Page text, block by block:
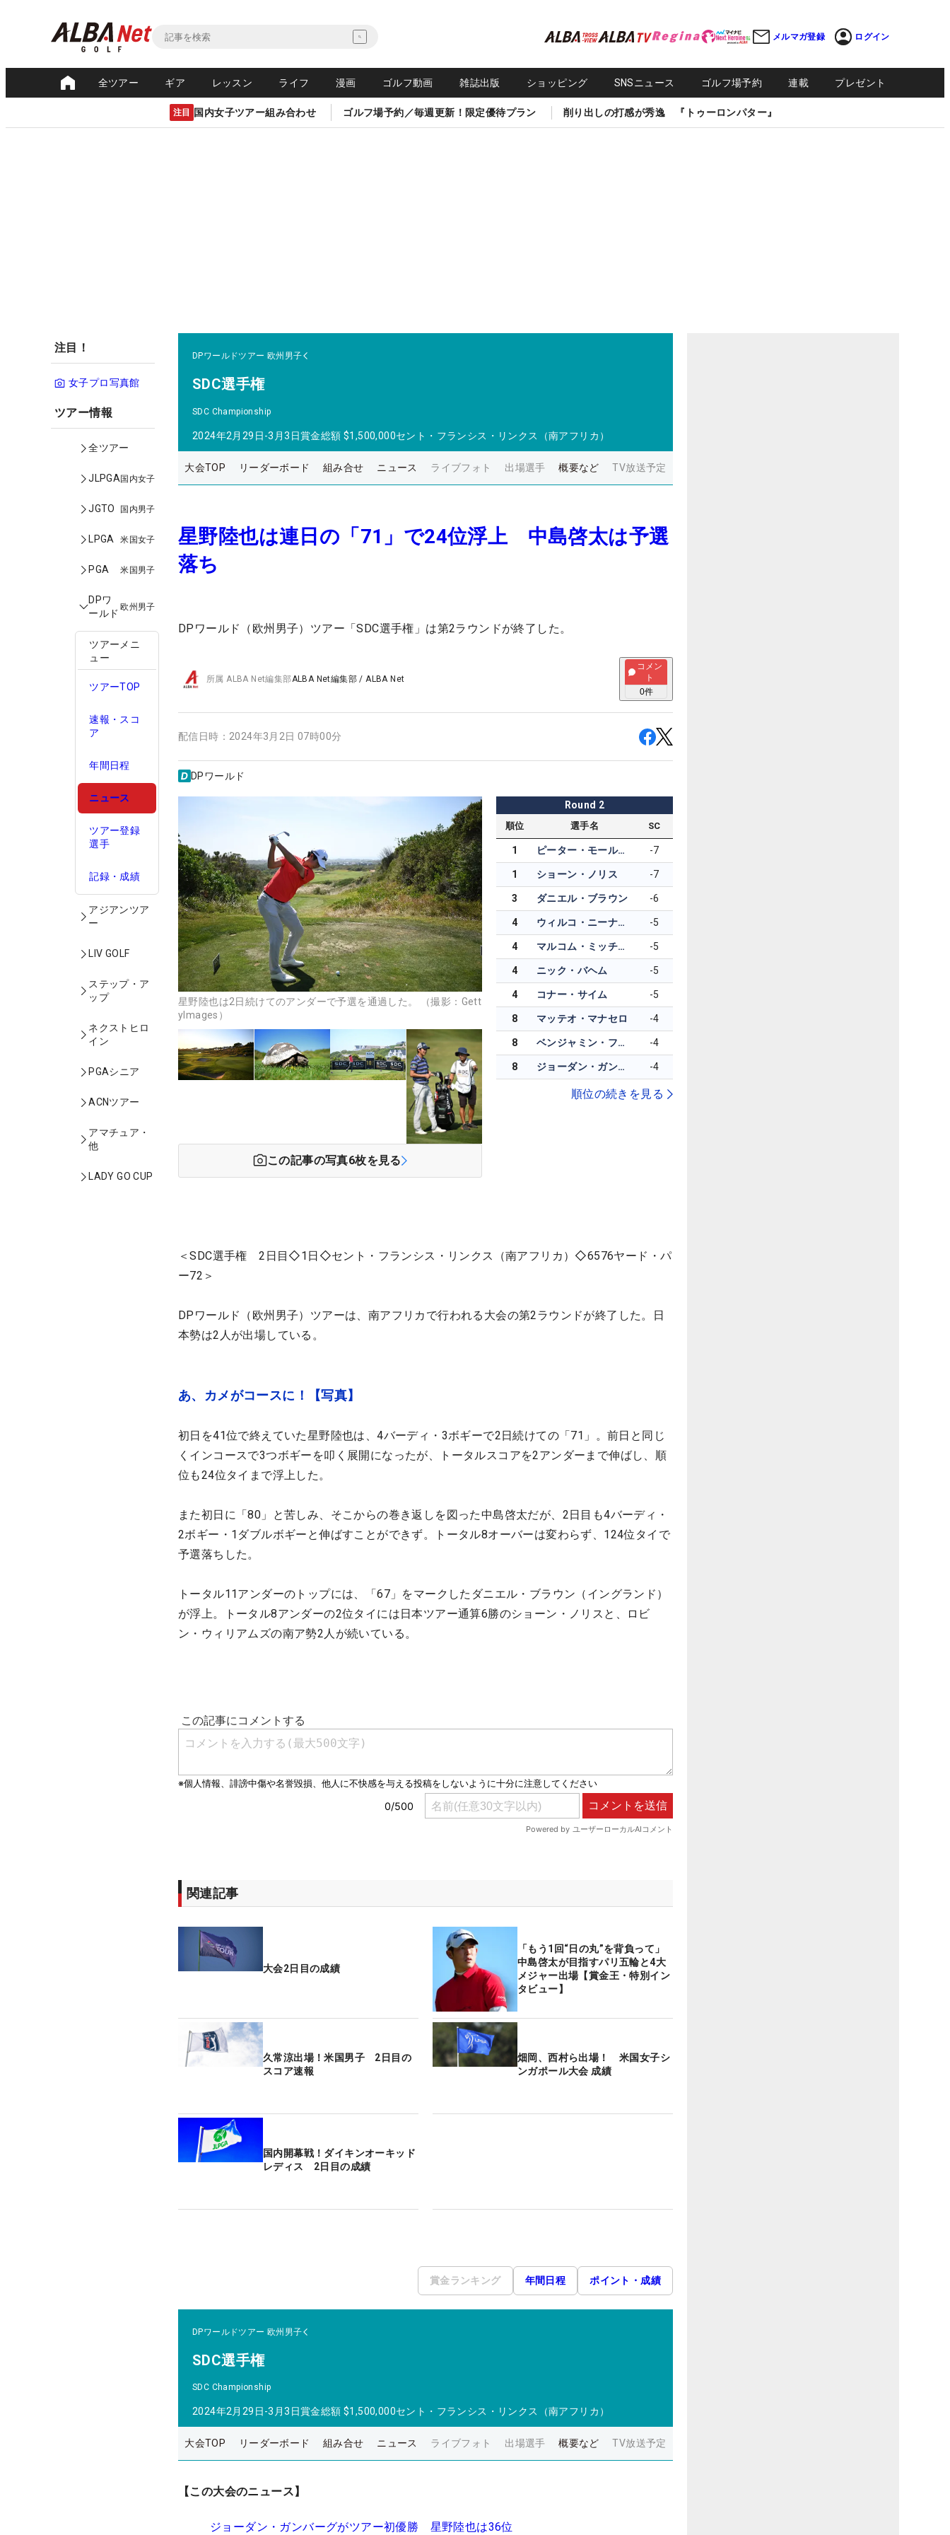
メルマガ登録 ログイン
全ツアー ギア レッスン ライフ 漫画 ゴルフ動画 雑誌出版 ショッピング SNSニュース ゴルフ場予約 連載 プレゼント
注目 国内女子ツアー組み合わせ ゴルフ場予約／毎週更新！限定優待プラン 削り出しの打感が秀逸 『トゥーロンパター』
注目！
女子プロ写真館
ツアー情報
全ツアー
JLPGA国内女子
JGTO 国内男子
LPGA 米国女子
PGA 米国男子
DPワ
ールド
欧州男子
ツアーメニ
ュー
ツアーTOP
速報・スコ
ア
年間日程
ニュース
ツアー登録
選手
記録・成績
アジアンツア
ー
LIV GOLF
ステップ・ア
ップ
ネクストヒロ
イン
PGAシニア
ACNツアー
アマチュア・
他
LADY GO CUP
DPワールドツアー 欧州男子
SDC選手権
SDC Championship
2024年2月29日-3月3日賞金総額 $1,500,000セント・フランシス・リンクス（南アフリカ）
大会TOP リーダーボード 組み合せ ニュース ライブフォト 出場選手 概要など TV放送予定
星野陸也は連日の「71」で24位浮上 中島啓太は予選
落ち
DPワールド（欧州男子）ツアー「SDC選手権」は第2ラウンドが終了した。
所属ALBA Net編集部ALBA Net編集部 /ALBA Net
コメン
ト
0件
配信日時： 2024年3月2日 07時00分
DPワールド
星野陸也は2日続けてのアンダーで予選を通過した。 （撮影：Gett
yImages）
この記事の写真6枚を見る
Round 2
順位 選手名 SC
1 ピーター・モールマン -7
1 ショーン・ノリス -7
3 ダニエル・ブラウン -6
4 ウィルコ・ニーナバー -5
4 マルコム・ミッチェル -5
4 ニック・バヘム -5
4 コナー・サイム -5
8 マッテオ・マナセロ -4
8 ベンジャミン・フォレットスミス -4
8 ジョーダン・ガンバーグ -4
順位の続きを見る
＜SDC選手権 2日目◇1日◇セント・フランシス・リンクス（南アフリカ）◇6576ヤード・パ
ー72＞
DPワールド（欧州男子）ツアーは、南アフリカで行われる大会の第2ラウンドが終了した。日
本勢は2人が出場している。
あ、カメがコースに！【写真】
初日を41位で終えていた星野陸也は、4バーディ・3ボギーで2日続けての「71」。前日と同じ
くインコースで3つボギーを叩く展開になったが、トータルスコアを2アンダーまで伸ばし、順
位も24位タイまで浮上した。
また初日に「80」と苦しみ、そこからの巻き返しを図った中島啓太だが、2日目も4バーディ・
2ボギー・1ダブルボギーと伸ばすことができず。トータル8オーバーは変わらず、124位タイで
予選落ちした。
トータル11アンダーのトップには、「67」をマークしたダニエル・ブラウン（イングランド）
が浮上。トータル8アンダーの2位タイには日本ツアー通算6勝のショーン・ノリスと、ロビ
ン・ウィリアムズの南ア勢2人が続いている。
関連記事
大会2日目の成績
「もう1回“日の丸”を背負って」
中島啓太が目指すパリ五輪と4大
メジャー出場【賞金王・特別イン
タビュー】
久常涼出場！米国男子 2日目の
スコア速報
畑岡、西村ら出場！ 米国女子シ
ンガポール大会 成績
国内開幕戦！ダイキンオーキッド
レディス 2日目の成績
賞金ランキング 年間日程 ポイント・成績
DPワールドツアー 欧州男子
SDC選手権
SDC Championship
2024年2月29日-3月3日賞金総額 $1,500,000セント・フランシス・リンクス（南アフリカ）
大会TOP リーダーボード 組み合せ ニュース ライブフォト 出場選手 概要など TV放送予定
【この大会のニュース】
ジョーダン・ガンバーグがツアー初優勝 星野陸也は36位